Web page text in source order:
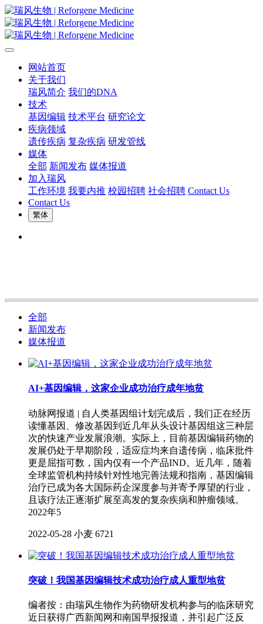
网站首页
关于我们
瑞风简介 我们的DNA
技术
基因编辑 技术平台 研究论文
疾病领域
遗传疾病 复杂疾病 研发管线
媒体
全部 新闻发布 媒体报道
加入瑞风
工作环境 我要内推 校园招聘 社会招聘 Contact Us
Contact Us
繁体
全部
新闻发布
媒体报道
​AI+基因编辑，这家企业成功治疗成年地贫
动脉网报道 | 自人类基因组计划完成后，我们正在经历
读懂基因、修改基因到近几年从头设计基因组这三种层
次的快速产业发展浪潮。实际上，目前基因编辑药物的
发展仍处于早期阶段，适应症均来自遗传病，临床批件
更是屈指可数，国内仅有一个产品IND。近几年，随着
全球监管机构持续针对性地完善法规和指南，基因编辑
治疗已成为各大国际药企深度参与并寄予厚望的行业，
且该疗法正逐渐扩展至高发的复杂疾病和肿瘤领域。
2022年5
2022-05-28 小麦 6721
突破！我国基因编辑技术成功治疗成人重型地贫
编者按：由瑞风生物作为药物研发机构参与的临床研究
近日获得广西新闻网和南国早报报道，并引起广泛反